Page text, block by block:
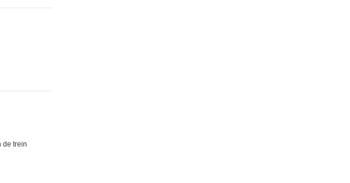
de trein